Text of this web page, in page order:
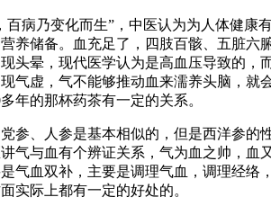
百病乃变化而生”，中医认为为人体健
养储备。血充足了，四肢百骸、五脏
头晕，现代医学认为是高血压导致的
气虚，气不能够推动血来濡养头脑，
年的那杯药茶有一定的关系。
参、人参是基本相似的，但是西洋参
气与血有个辨证关系，气为血之帅，
气血双补，主要是调理气血，调理经
实际上都有一定的好处的。